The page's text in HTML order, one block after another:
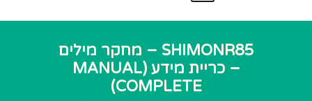
SHIMONR85 – מחקר מילים
– כריית מידע (MANUAL
COMPLETE)